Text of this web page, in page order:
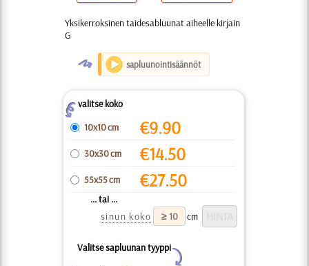
Yksikerroksinen taidesabluunat aiheelle kirjain
G
O sapluunointisäännöt
Zvalitse koko
10x10 cm
€9.90
30x30 cm €14.50
55x55 cm €27.50
... tai ...
sinun koko
cm
Valitse sapluunan tyyppi
Y